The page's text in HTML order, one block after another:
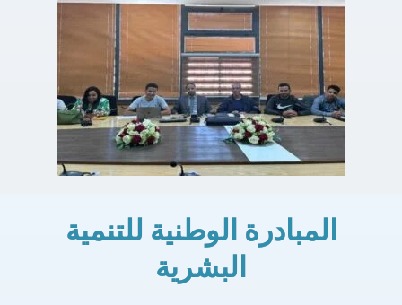
المبادرة الوطنية للتنمية
البشرية